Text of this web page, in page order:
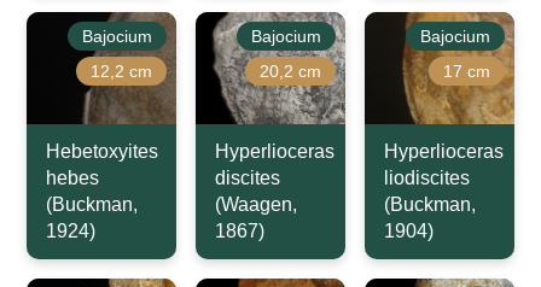
Bajocium
12,2 cm
Hebetoxyites
hebes
(Buckman,
1924)
Bajocium
20,2 cm
Hyperlioceras
discites
(Waagen,
1867)
Bajocium
17 cm
Hyperlioceras
liodiscites
(Buckman,
1904)